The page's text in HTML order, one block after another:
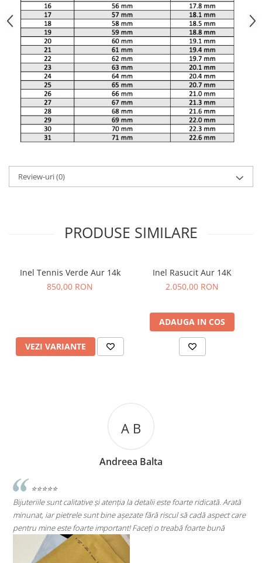
Review-uri(0)
PRODUSE SIMILARE
Inel Tennis Verde Aur 14k
850,00 RON
VEZI VARIANTE
Inel Rasucit Aur 14K
2.050,00 RON
ADAUGA IN COS
ridicată. Arată
cadă aspect care
foarte bună
⭐⭐⭐⭐⭐
Super mulțumită!! Sunt superbi cerceii!!!